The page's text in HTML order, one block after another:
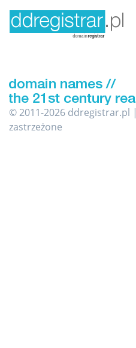
© 2011-2026 ddregistrar.pl
zastrzeżone